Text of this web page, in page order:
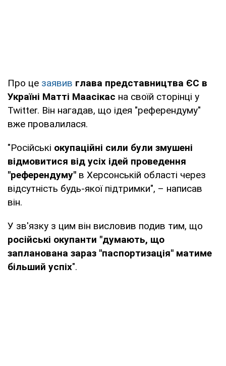
Про це заявив глава представництва ЄС в
Україні Матті Маасікас на своїй сторінці у
Twitter. Він нагадав, що ідея "референдуму"
вже провалилася.
"Російські окупаційні сили були змушені
відмовитися від усіх ідей проведення
"референдуму" в Херсонській області через
відсутність будь-якої підтримки", – написав
він.
У зв'язку з цим він висловив подив тим, що
російські окупанти "думають, що
запланована зараз "паспортизація" матиме
більший успіх".